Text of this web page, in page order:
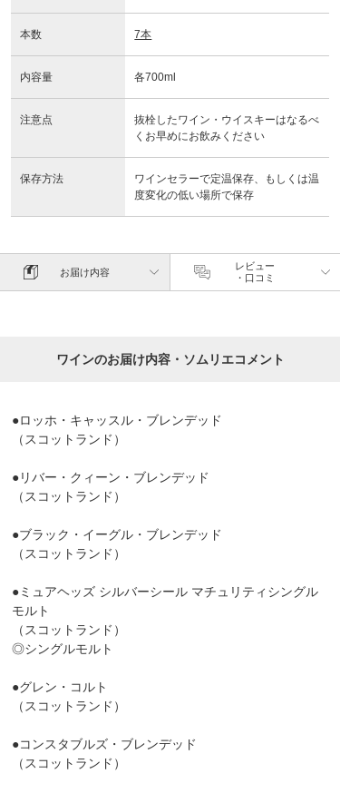
本数 7本
内容量 各700ml
注意点
抜栓したワイン・ウイスキーはなるべ
くお早めにお飲みください
保存方法
ワインセラーで定温保存、もしくは温
度変化の低い場所で保存
お届け内容
レビュー
・口コミ
ワインのお届け内容・ソムリエコメント
●ロッホ・キャッスル・ブレンデッド
（スコットランド）
●リバー・クィーン・ブレンデッド
（スコットランド）
●ブラック・イーグル・ブレンデッド
（スコットランド）
●ミュアヘッズ シルバーシール マチュリティシングル
モルト
（スコットランド）
◎シングルモルト
●グレン・コルト
（スコットランド）
●コンスタブルズ・ブレンデッド
（スコットランド）